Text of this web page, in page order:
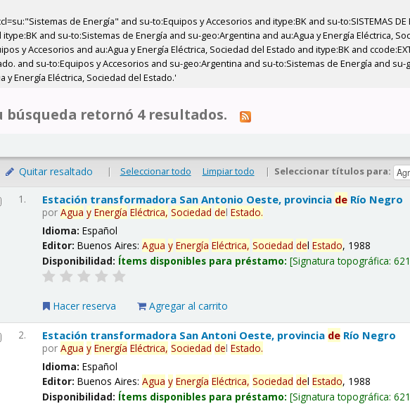
de Energía" and su-to:Equipos y Accesorios and itype:BK and su-to:SISTEMAS
and su-to:Sistemas de Energía and su-geo:Argentina and au:Agua y Energía Eléctrica,
y Accesorios and au:Agua y Energía Eléctrica, Sociedad del Estado and itype:BK and
and su-to:Equipos y Accesorios and su-geo:Argentina and su-to:Sistemas de Energía and
y Energía Eléctrica, Sociedad del Estado.'
búsqueda retornó 4 resultados.
Quitar resaltado | Seleccionar todo Limpiar todo | Seleccionar títulos para:
1. Estación transformadora San Antonio Oeste, provincia de Río Negro
porAgua y Energía Eléctrica, Sociedad delEstado.
Idioma:Español
Editor:Buenos Aires:Agua y Energía Eléctrica, Sociedad delEstado, 1988
Disponibilidad: Ítems disponibles para préstamo: Signatura topográfica:
Hacer reserva Agregar al carrito
2. Estación transformadora San Antoni Oeste, provincia de Río Negro
porAgua y Energía Eléctrica, Sociedad delEstado.
Idioma:Español
Editor:Buenos Aires:Agua y Energía Eléctrica, Sociedad delEstado, 1988
Disponibilidad: Ítems disponibles para préstamo: Signatura topográfica: